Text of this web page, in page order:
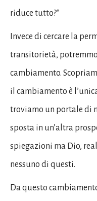
riduce tutto?”
Invece di cercare la
transitorietà,
cambiamento.
il cambiamento è
troviamo un portale di
sposta in un’altra
spiegazioni ma Dio,
nessuno di questi.
Da questo